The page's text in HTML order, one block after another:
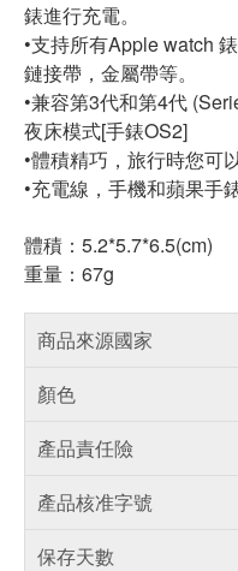
錶進行充電。
•支持所有Apple watch
鏈接帶，金屬帶等。
•兼容第3代和第4代
夜床模式[手錶OS2]
•體積精巧，旅行時您可
•充電線，手機和蘋果手
體積：5.2*5.7*6.5(cm)
重量：67g
商品來源國家
顏色
產品責任險
產品核准字號
保存天數